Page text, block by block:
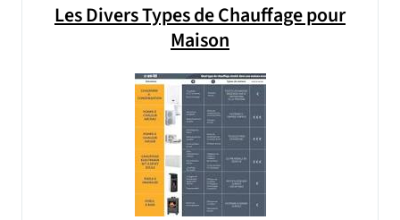
Les Divers Types de Chauffage pour
Maison